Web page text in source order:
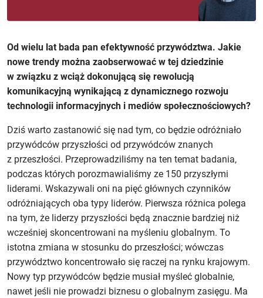
Od wielu lat bada pan efektywność przywództwa. Jakie
nowe trendy można zaobserwować w tej dziedzinie
w związku z wciąż dokonującą się rewolucją
komunikacyjną wynikającą z dynamicznego rozwoju
technologii informacyjnych i mediów społecznościowych?
Dziś warto zastanowić się nad tym, co będzie odróżniało
przywódców przyszłości od przywódców znanych
z przeszłości. Przeprowadziliśmy na ten temat badania,
podczas których porozmawialiśmy ze 150 przyszłymi
liderami. Wskazywali oni na pięć głównych czynników
odróżniających oba typy liderów. Pierwsza różnica polega
na tym, że liderzy przyszłości będą znacznie bardziej niż
wcześniej skoncentrowani na myśleniu globalnym. To
istotna zmiana w stosunku do przeszłości; wówczas
przywództwo koncentrowało się raczej na rynku krajowym.
Nowy typ przywódców będzie musiał myśleć globalnie,
nawet jeśli nie prowadzi biznesu o globalnym zasięgu. Ma